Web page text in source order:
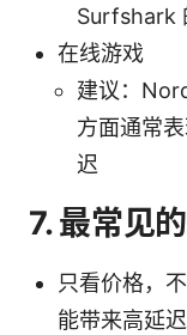
Surfshark
在线游戏
建议：
方面通常
迟
7. 最常见
只看价格，
能带来高延